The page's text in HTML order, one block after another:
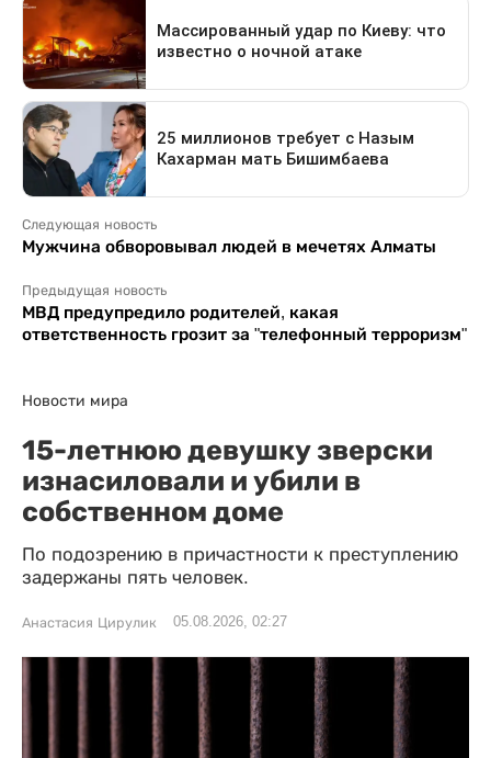
Следующая новость
Мужчина обворовывал людей в мечетях Алматы
Предыдущая новость
МВД предупредило родителей, какая
ответственность грозит за "телефонный терроризм"
Новости мира
15-летнюю девушку зверски
изнасиловали и убили в
собственном доме
По подозрению в причастности к преступлению
задержаны пять человек.
Анастасия Цирулик 05.08.2026, 02:27